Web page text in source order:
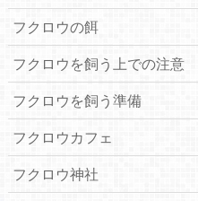
フクロウの餌
フクロウを飼う上での注意
フクロウを飼う準備
フクロウカフェ
フクロウ神社